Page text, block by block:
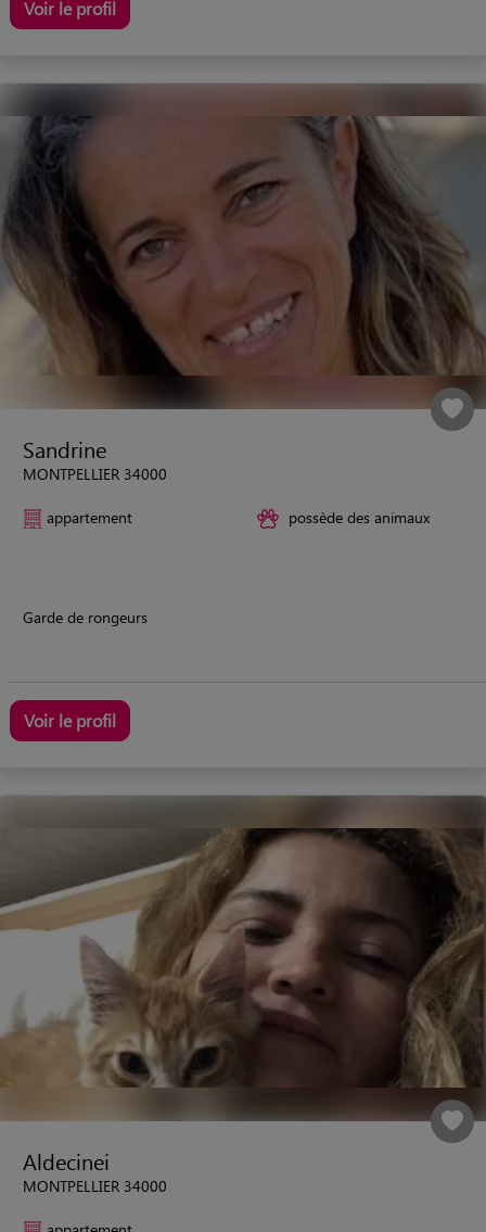
Voir le profil
Sandrine
MONTPELLIER 34000
appartement possède des animaux
Garde de rongeurs
Voir le profil
Aldecinei
MONTPELLIER 34000